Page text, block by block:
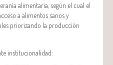
alimentaria, según el cual el
a alimentos sanos y
priorizando la producción
institucionalidad: